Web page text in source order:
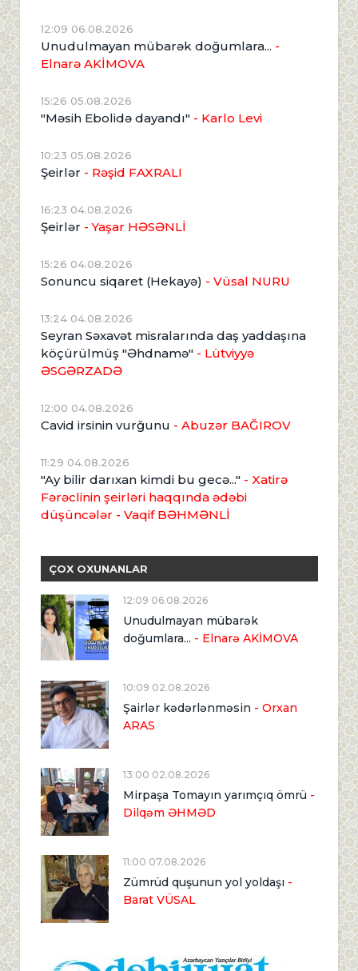
12:09 06.08.2026
Unudulmayan mübarək doğumlara... -
Elnarə AKİMOVA
15:26 05.08.2026
"Məsih Ebolidə dayandı" - Karlo Levi
10:23 05.08.2026
Şeirlər - Rəşid FAXRALI
16:23 04.08.2026
Şeirlər - Yaşar HƏSƏNLİ
15:26 04.08.2026
Sonuncu siqaret (Hekayə) - Vüsal NURU
13:24 04.08.2026
Seyran Səxavət misralarında daş yaddaşına
köçürülmüş "Əhdnamə" - Lütviyyə
ƏSGƏRZADƏ
12:00 04.08.2026
Cavid irsinin vurğunu - Abuzər BAĞIROV
11:29 04.08.2026
"Ay bilir darıxan kimdi bu gecə..." - Xatirə
Fərəclinin şeirləri haqqında ədəbi
düşüncələr - Vaqif BƏHMƏNLİ
ÇOX OXUNANLAR
12:09 06.08.2026
Unudulmayan mübarək
doğumlara... - Elnarə AKİMOVA
10:09 02.08.2026
Şairlər kədərlənməsin - Orxan
ARAS
13:00 02.08.2026
Mirpaşa Tomayın yarımçıq ömrü -
Dilqəm ƏHMƏD
11:00 07.08.2026
Zümrüd quşunun yol yoldaşı -
Barat VÜSAL